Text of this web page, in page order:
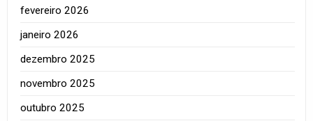
fevereiro 2026
janeiro 2026
dezembro 2025
novembro 2025
outubro 2025